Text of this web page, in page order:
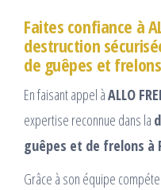
Faites confiance à
destruction
de guêpes et
En faisant appel àALLO
expertise reconnue dans la
guêpes et de frelons à
Grâce à son équipe